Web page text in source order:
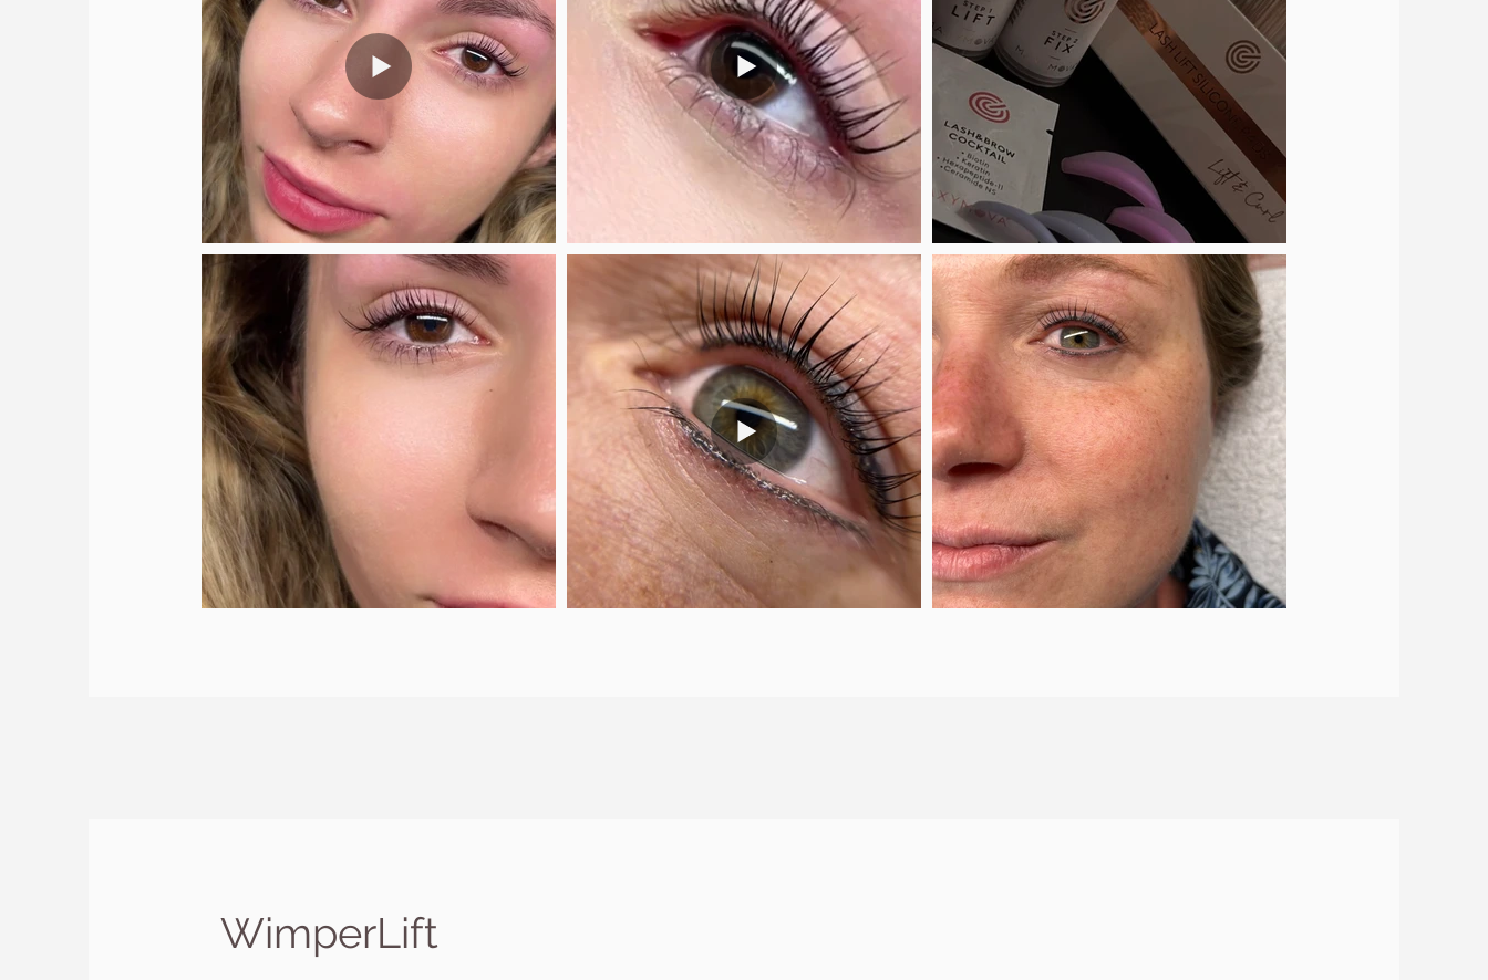
WimperLift